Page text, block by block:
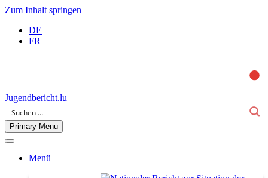
Zum Inhalt springen
DE
FR
Jugendbericht.lu
Primary Menu
Menü